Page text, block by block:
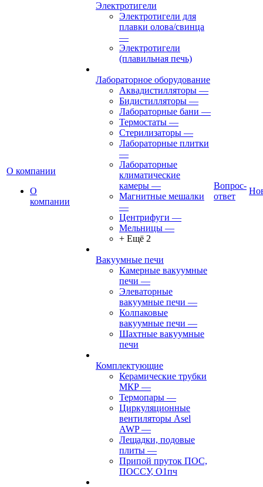
О компании
О
компании
Электротигели
Электротигели для
плавки олова/свинца
—
Электротигели
(плавильная печь)
Лабораторное оборудование
Аквадистилляторы —
Бидистилляторы —
Лабораторные бани —
Термостаты —
Стерилизаторы —
Лабораторные плитки
—
Лабораторные
климатические
камеры —
Магнитные мешалки
—
Центрифуги —
Мельницы —
+ Ещё 2
Вакуумные печи
Камерные вакуумные
печи —
Элеваторные
вакуумные печи —
Колпаковые
вакуумные печи —
Шахтные вакуумные
печи
Комплектующие
Керамические трубки
МКР —
Термопары —
Циркуляционные
вентиляторы Asel
AWP—
Лещадки, подовые
плиты —
Припой пруток ПОС,
ПОССУ, О1пч
Вопрос-
ответ